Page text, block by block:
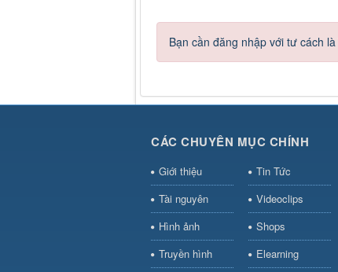
Bạn cần đăng nhập với tư cách là
CÁC CHUYÊN MỤC CHÍNH
Giới thiệu
Tin Tức
Tài nguyên
Videoclips
Hình ảnh
Shops
Truyền hình
Elearning